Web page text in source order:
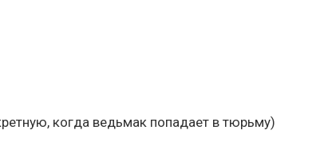
когда ведьмак попадает в тюрьму)